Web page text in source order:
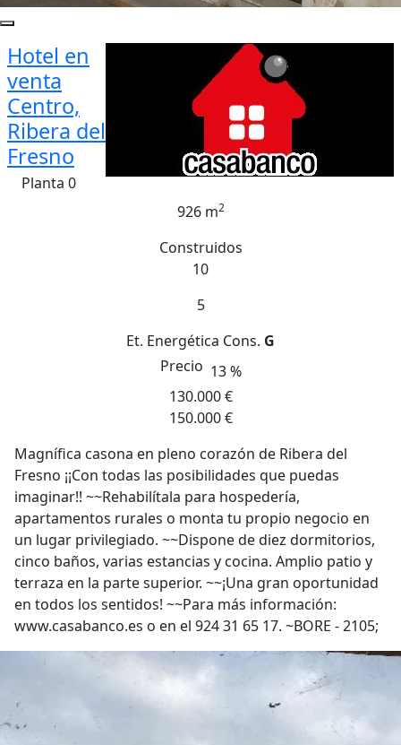
Hotel en
venta
Centro,
Ribera del
Fresno
Planta 0
926 m2
Construidos
10
5
Et. Energética Cons. G
Precio 13 %
130.000 €
150.000 €
Magnífica casona en pleno corazón de Ribera del
Fresno ¡¡Con todas las posibilidades que puedas
imaginar!! ~~Rehabilítala para hospedería,
apartamentos rurales o monta tu propio negocio en
un lugar privilegiado. ~~Dispone de diez dormitorios,
cinco baños, varias estancias y cocina. Amplio patio y
terraza en la parte superior. ~~¡Una gran oportunidad
en todos los sentidos! ~~Para más información:
www.casabanco.es o en el 924 31 65 17. ~BORE - 2105;